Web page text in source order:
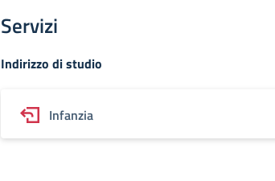
Servizi
Indirizzo di studio
Infanzia